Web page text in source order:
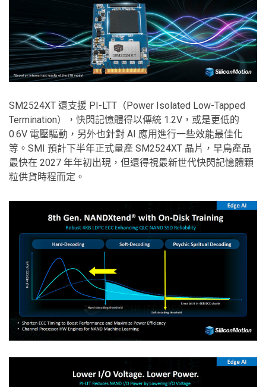
SM2524XT 還支援 PI-LTT（Power Isolated Low-Tapped
Termination），快閃記憶體得以傳統 1.2V，或是更低的
0.6V 電壓驅動，另外也針對 AI 應用進行一些效能最佳化
等。SMI 預計下半年正式量產 SM2524XT 晶片，早鳥產品
最快在 2027 年年初出現，但還得視最新世代快閃記憶體顆
粒供貨時程而定。